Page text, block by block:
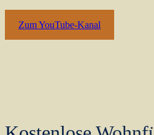
Zum YouTube-Kanal